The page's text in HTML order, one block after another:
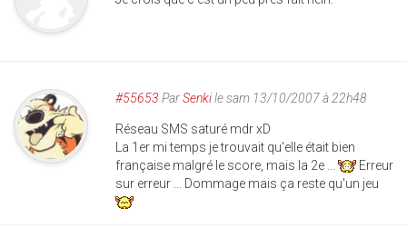
#55653 ParSenkile sam 13/10/2007 à 22h48
Réseau SMS saturé mdr xD
La 1er mi temps je trouvait qu'elle était bien
française malgré le score, mais la 2e ...
Erreur
sur erreur ... Dommage mais ça reste qu'un jeu